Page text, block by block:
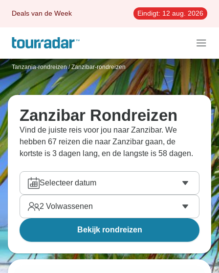
Deals van de Week Eindigt: 12 aug. 2026
Tanzania-rondreizen / Zanzibar-rondreizen
Zanzibar Rondreizen
Vind de juiste reis voor jou naar Zanzibar. We
hebben 67 reizen die naar Zanzibar gaan, de
kortste is 3 dagen lang, en de langste is 58 dagen.
Selecteer datum
2 Volwassenen
Bekijk rondreizen